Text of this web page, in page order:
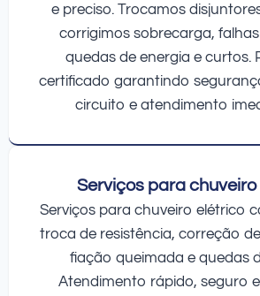
e preciso. Trocamos
corrigimos sobrecarga,
quedas de energia e curtos.
certificado garantindo
circuito e atendimento
Serviços para
Serviços para chuveiro elétrico
troca de resistência, correção
fiação queimada e quedas
Atendimento rápido, seguro